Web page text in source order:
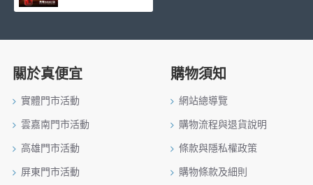
關於真便宜
實體門市活動
雲嘉南門市活動
高雄門市活動
屏東門市活動
購物須知
網站總導覽
購物流程與退貨說明
條款與隱私權政策
購物條款及細則